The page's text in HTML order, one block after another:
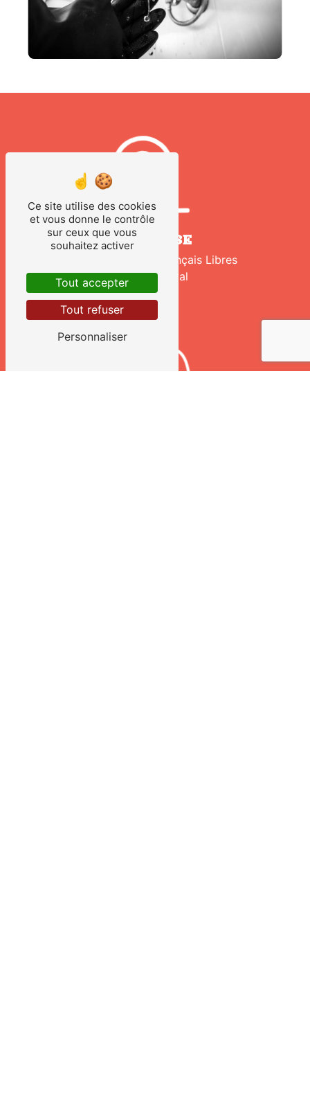
ADRESSE
210 Avenue des Français Libres
53000 Laval
Ce site utilise des cookies
et vous donne le contrôle
sur ceux que vous
souhaitez activer
Tout accepter
Tout refuser
Personnaliser